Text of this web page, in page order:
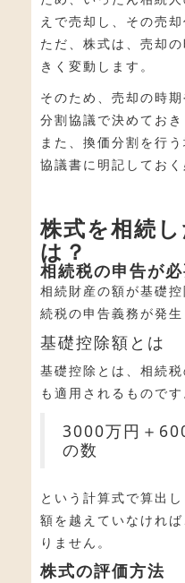
えで売却し、その売却
ただ、株式は、売却
きく変動します。
そのため、売却の時
分割協議で決めておき
また、換価分割を行
協議書に明記しておく
株式を相続
は？
相続税の申告が
相続財産の額が基礎
続税の申告義務が発生
基礎控除額とは
基礎控除とは、相続
も適用されるものです
3000万円＋
の数
という計算式で算出
額を越えていなけれ
りません。
株式の評価方法